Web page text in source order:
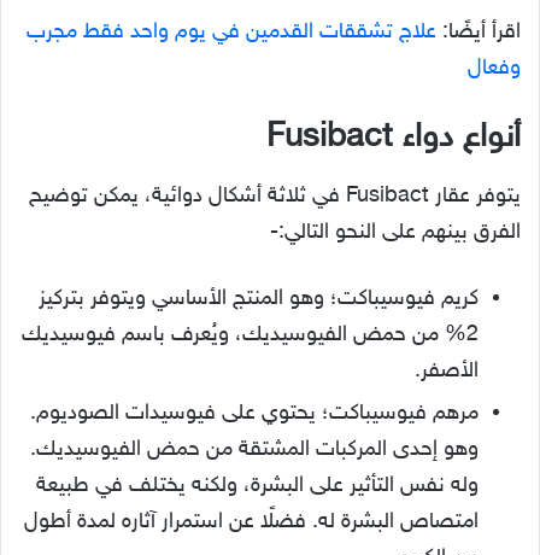
اقرأ أيضًا: علاج تشققات القدمين في يوم واحد فقط مجرب
وفعال
أنواع دواء Fusibact
يتوفر عقار Fusibact في ثلاثة أشكال دوائية، يمكن توضيح
الفرق بينهم على النحو التالي:-
كريم فيوسيباكت؛ وهو المنتج الأساسي ويتوفر بتركيز
2% من حمض الفيوسيديك، ويُعرف باسم فيوسيديك
الأصفر.
مرهم فيوسيباكت؛ يحتوي على فيوسيدات الصوديوم.
وهو إحدى المركبات المشتقة من حمض الفيوسيديك.
وله نفس التأثير على البشرة، ولكنه يختلف في طبيعة
امتصاص البشرة له. فضلًا عن استمرار آثاره لمدة أطول